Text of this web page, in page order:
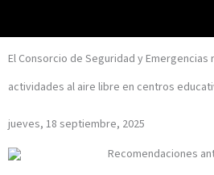
El Consorcio de Seguridad y
actividades al aire libre en centros
jueves, 18 septiembre, 2025